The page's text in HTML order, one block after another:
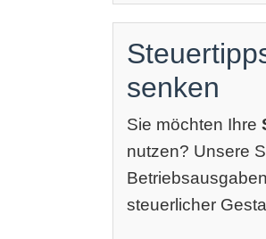
senken
Sie möchten Ihre
nutzen? Unsere
steuerlicher